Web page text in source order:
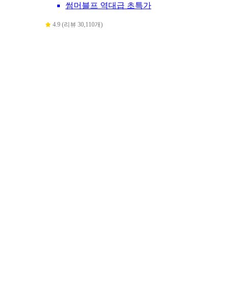
썸머블프 역대급 초특가
4.9 (리뷰 30,110개)